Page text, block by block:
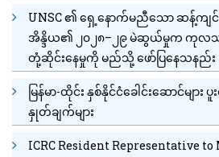
UNSC ၏ ရှေ့နောက်မညီသော ဆန့်ကျ
အိန္ဒိယ၏ ၂၀၂၈–၂၉ မဲဆွယ်မှုက ကုလသမဂ္
တုံ့ဆိုင်းနေမှုကို မည်သို့ ဖော်ပြနေသနည်း
မြန်မာ-ထိုင်း နှစ်နိုင်ငံခေါင်းဆောင်မျ
နှုတ်ချက်များ
ICRC Resident Representative